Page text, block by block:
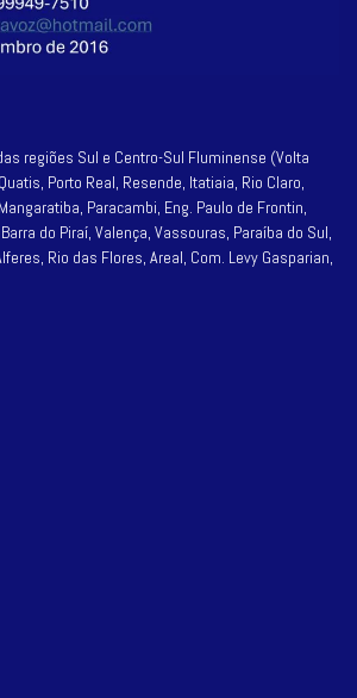
regiões Sul e Centro-Sul Fluminense (Volta
Porto Real, Resende, Itatiaia, Rio Claro,
Paracambi, Eng. Paulo de Frontin,
do Piraí, Valença, Vassouras, Paraíba do Sul,
Rio das Flores, Areal, Com. Levy Gasparian,